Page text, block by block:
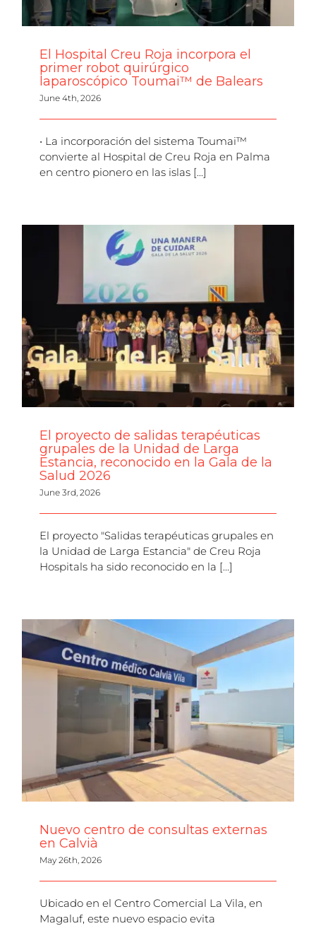
El Hospital Creu Roja incorpora el
primer robot quirúrgico
laparoscópico Toumai™ de Balears
June 4th, 2026
• La incorporación del sistema Toumai™
convierte al Hospital de Creu Roja en Palma
en centro pionero en las islas [...]
El proyecto de salidas terapéuticas
grupales de la Unidad de Larga
Estancia, reconocido en la Gala de la
Salud 2026
June 3rd, 2026
El proyecto "Salidas terapéuticas grupales en
la Unidad de Larga Estancia" de Creu Roja
Hospitals ha sido reconocido en la [...]
Nuevo centro de consultas externas
en Calvià
May 26th, 2026
Ubicado en el Centro Comercial La Vila, en
Magaluf, este nuevo espacio evita